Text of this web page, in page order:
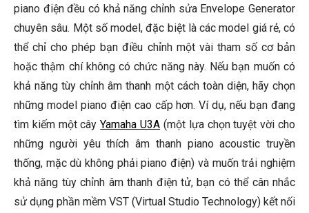
piano điện đều có khả năng chỉnh sửa Envelope Generator
chuyên sâu. Một số model, đặc biệt là các model giá rẻ, có
thể chỉ cho phép bạn điều chỉnh một vài tham số cơ bản
hoặc thậm chí không có chức năng này. Nếu bạn muốn có
khả năng tùy chỉnh âm thanh một cách toàn diện, hãy chọn
những model piano điện cao cấp hơn. Ví dụ, nếu bạn đang
tìm kiếm một câyYamaha U3A (một lựa chọn tuyệt vời cho
những người yêu thích âm thanh piano acoustic truyền
thống, mặc dù không phải piano điện) và muốn trải nghiệm
khả năng tùy chỉnh âm thanh điện tử, bạn có thể cân nhắc
sử dụng phần mềm VST (Virtual Studio Technology) kết nối